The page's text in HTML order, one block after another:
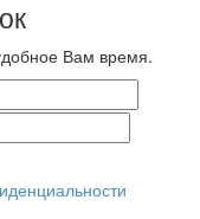
Вам время.